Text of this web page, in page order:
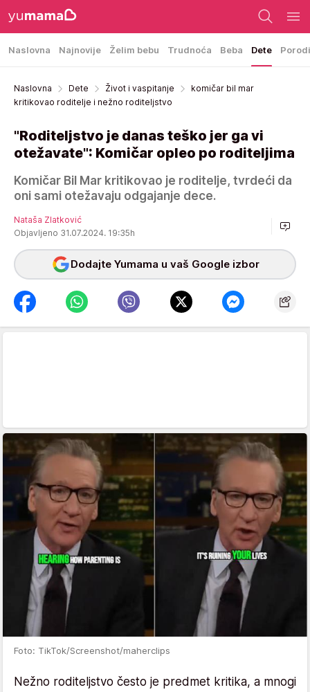
Naslovna Najnovije Želim bebu Trudnoća Beba Dete
Naslovna Dete Život i vaspitanje
komičar bil mar
kritikovao roditelje i nežno roditeljstvo
"Roditeljstvo je danas teško jer ga vi
otežavate": Komičar opleo po roditeljima
Komičar Bil Mar kritikovao je roditelje, tvrdeći da
oni sami otežavaju odgajanje dece.
Nataša Zlatković
Objavljeno 31.07.2024. 19:35h
Dodajte Yumama u vaš Google izbor
Foto: TikTok/Screenshot/maherclips
Nežno roditeljstvo često je predmet kritika, a mnogi